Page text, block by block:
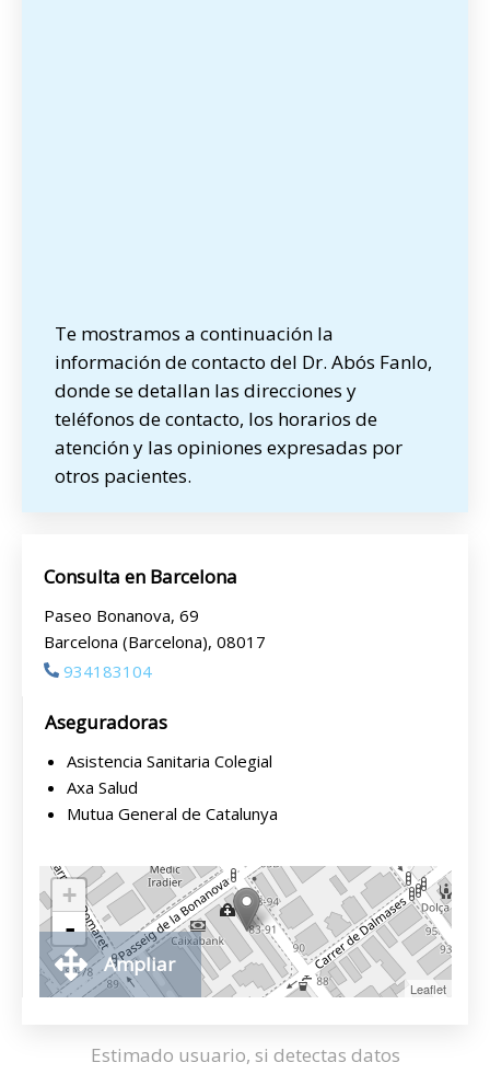
Te mostramos a continuación la
información de contacto del Dr. Abós Fanlo,
donde se detallan las direcciones y
teléfonos de contacto, los horarios de
atención y las opiniones expresadas por
otros pacientes.
Consulta en Barcelona
Paseo Bonanova, 69
Barcelona (Barcelona), 08017
934183104
Aseguradoras
Asistencia Sanitaria Colegial
Axa Salud
Mutua General de Catalunya
+
-
Leaflet
Ampliar
Estimado usuario, si detectas datos